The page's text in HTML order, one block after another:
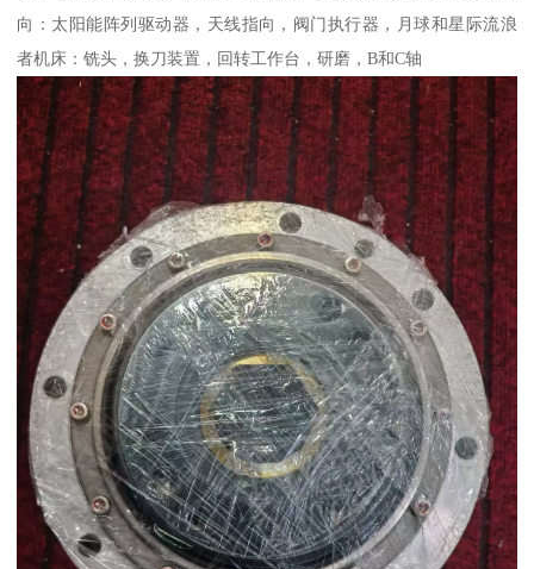
向：太阳能阵列驱动器，天线指向，阀门执行器，月球和星际流浪
者机床：铣头，换刀装置，回转工作台，研磨，B和C轴